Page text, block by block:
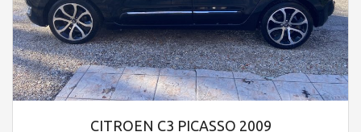
CITROEN C3 PICASSO 2009